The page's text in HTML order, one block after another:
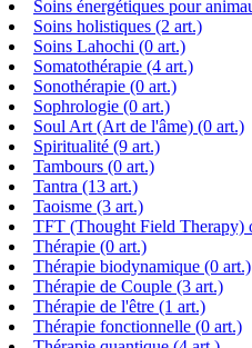
Soins énergétiques pour
Soins holistiques (2 art.)
Soins Lahochi (0 art.)
Somatothérapie (4 art.)
Sonothérapie (0 art.)
Sophrologie (0 art.)
Soul Art (Art de l'âme) (0 art.)
Spiritualité (9 art.)
Tambours (0 art.)
Tantra (13 art.)
Taoisme (3 art.)
TFT (Thought Field Therapy)
Thérapie (0 art.)
Thérapie biodynamique (0 art.)
Thérapie de Couple (3 art.)
Thérapie de l'être (1 art.)
Thérapie fonctionnelle (0 art.)